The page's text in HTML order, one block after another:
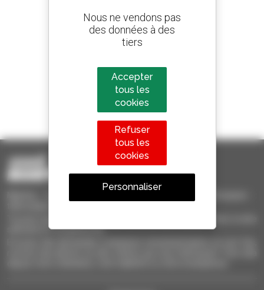
800 concessionnaires
1 chariot télescopique sur 4
sélection et comparez-les.
Nous ne vendons pas
des données à des
tiers
Accepter
tous les
cookies
Refuser
tous les
cookies
Personnaliser